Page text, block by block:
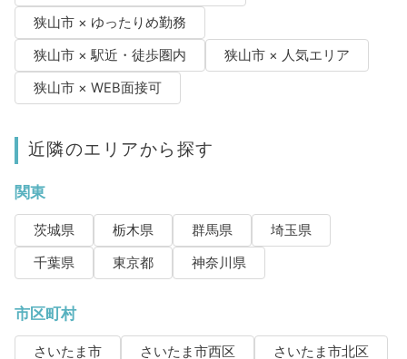
狭山市 × ゆったりめ勤務
狭山市 × 駅近・徒歩圏内
狭山市 × 人気エリア
狭山市 × WEB面接可
近隣のエリアから探す
関東
茨城県 栃木県 群馬県
埼玉県
千葉県
東京都 神奈川県
市区町村
さいたま市 さいたま市西区
さいたま市北区